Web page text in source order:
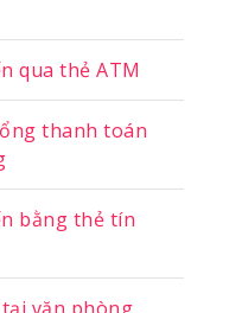
qua thẻ ATM
thanh toán
bằng thẻ tín